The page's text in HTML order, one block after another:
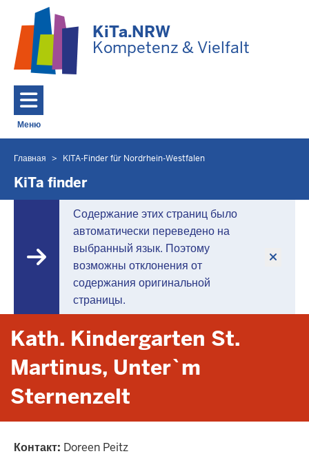
Перейти к основному содержанию
KiTa.NRW
Kompetenz & Vielfalt
Меню
Toggle navigation: Главное меню
Вы
находитесь
Главная KITA-Finder für Nordrhein-Westfalen
KiTa finder
Содержание этих страниц было
автоматически переведено на
выбранный язык. Поэтому
возможны отклонения от
содержания оригинальной
страницы.
Kath. Kindergarten St.
Martinus, Unter`m
Sternenzelt
Контакт: Doreen Peitz